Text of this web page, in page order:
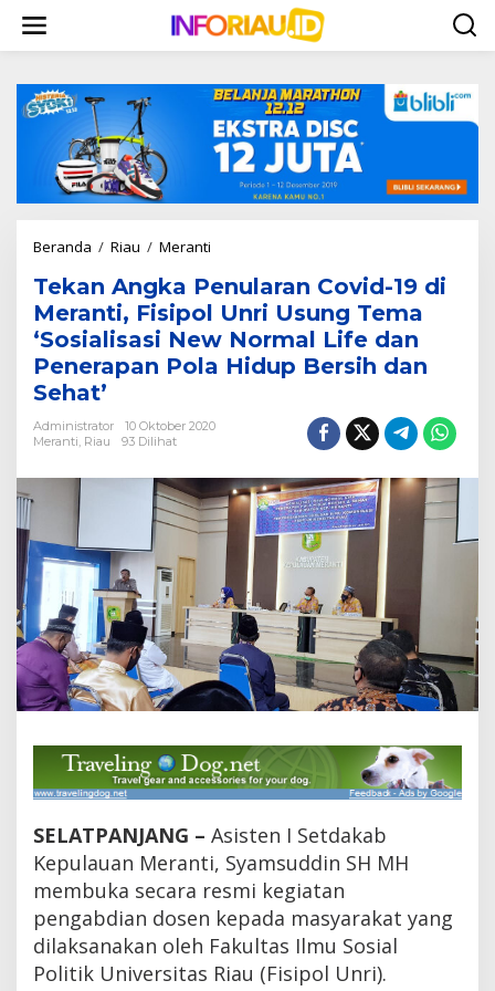
w
Beranda / Riau / Meranti
k
a
n
A
n
a
n
u
l
n
C
o
v
i
1
9
d
i
M
e
r
a
n
i
F
Tekan Angka Penularan Covid-19 di
Meranti, Fisipol Unri Usung Tema
‘Sosialisasi New Normal Life dan
Penerapan Pola Hidup Bersih dan
Sehat’
Administrator
10 Oktober 2020
Meranti Riau 93 Dilihat
SELATPANJANG – Asisten I Setdakab
Kepulauan Meranti, Syamsuddin SH MH
membuka secara resmi kegiatan
pengabdian dosen kepada masyarakat yang
dilaksanakan oleh Fakultas Ilmu Sosial
Politik Universitas Riau (Fisipol Unri).